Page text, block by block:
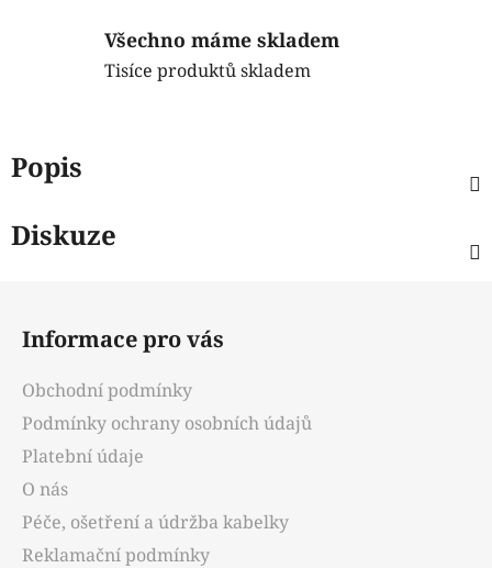
Všechno máme skladem
Tisíce produktů skladem
Popis
Diskuze
Informace pro vás
Obchodní podmínky
Podmínky ochrany osobních údajů
Platební údaje
O nás
Péče, ošetření a údržba kabelky
Reklamační podmínky